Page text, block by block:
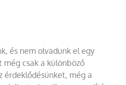
és nem olvadunk el egy
még csak a különböző
érdeklődésünket, még a